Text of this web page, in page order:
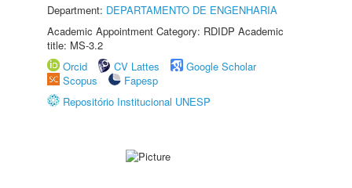
Department: DEPARTAMENTO DE ENGENHARIA
Academic Appointment Category: RDIDP Academic
title: MS-3.2
Orcid
CV Lattes
Google Scholar
Scopus
Fapesp
Repositório Institucional UNESP